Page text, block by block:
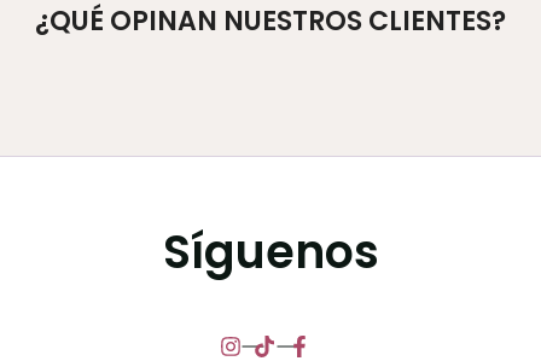
¿QUÉ OPINAN NUESTROS CLIENTES?
Síguenos